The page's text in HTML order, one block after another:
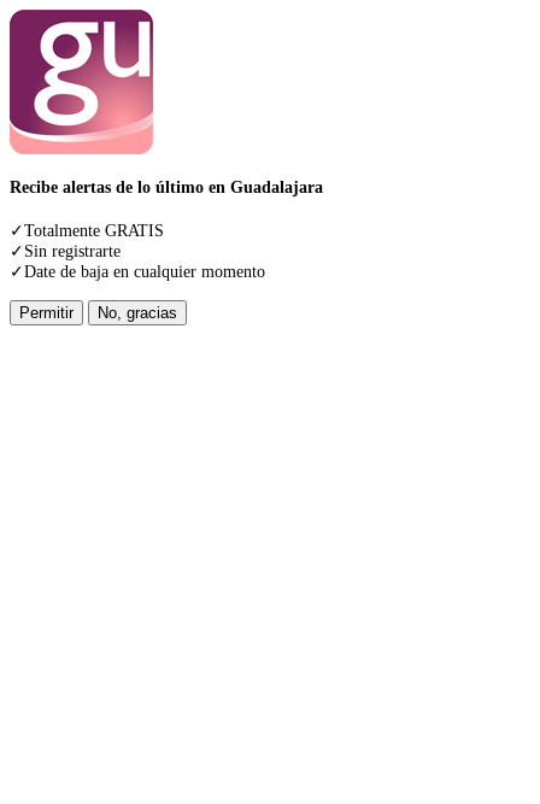
Recibe alertas de lo último en Guadalajara
✓Totalmente GRATIS
✓Sin registrarte
✓Date de baja en cualquier momento
Permitir No, gracias